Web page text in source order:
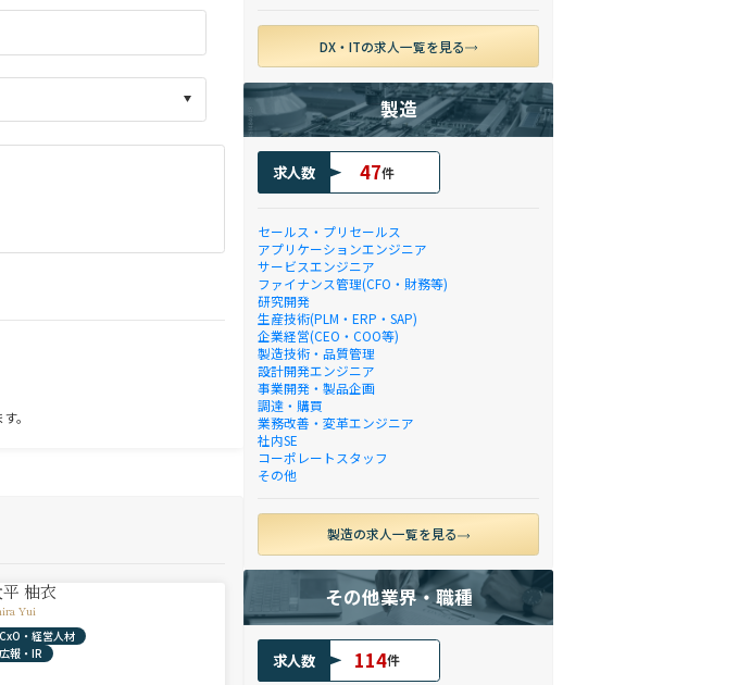
。
柚衣
Yui
CxO・経営人材
広報・IR
DX・ITの求人一覧を見る
製造
求人数 47件
セールス・プリセールス
アプリケーションエンジニア
サービスエンジニア
ファイナンス管理(CFO・財務等)
研究開発
生産技術(PLM・ERP・SAP)
企業経営(CEO・COO等)
製造技術・品質管理
設計開発エンジニア
事業開発・製品企画
調達・購買
業務改善・変革エンジニア
社内SE
コーポレートスタッフ
その他
製造の求人一覧を見る
その他業界・職種
求人数 114件